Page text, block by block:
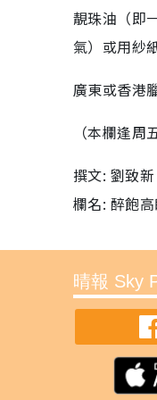
靚珠油（即
氣）或用紗
廣東或香港
（本欄逢周
撰文: 劉致
欄名: 醉飽
晴報 Sky